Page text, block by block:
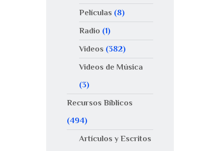
Películas (8)
Radio (1)
Videos (382)
Videos de Música
(3)
Recursos Bíblicos
(494)
Artículos y Escritos